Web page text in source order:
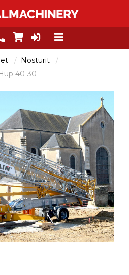
Nosturit
40-30